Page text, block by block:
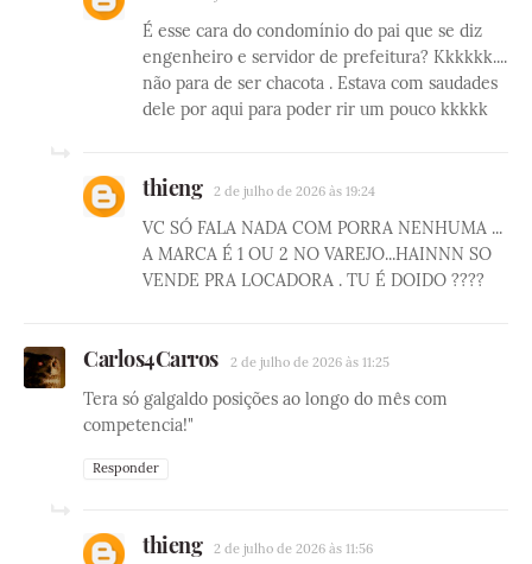
É esse cara do condomínio do pai que se diz
engenheiro e servidor de prefeitura? Kkkkkk....
não para de ser chacota . Estava com saudades
dele por aqui para poder rir um pouco kkkkk
thieng 2 de julho de 2026 às 19:24
VC SÓ FALA NADA COM PORRA NENHUMA ...
A MARCA É 1 OU 2 NO VAREJO...HAINNN SO
VENDE PRA LOCADORA . TU É DOIDO ????
Carlos4Carros 2 de julho de 2026 às 11:25
Tera só galgaldo posições ao longo do mês com
competencia!"
Responder
thieng 2 de julho de 2026 às 11:56